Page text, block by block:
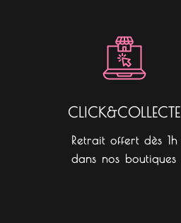
r
a
m
CLICK&COLLECTE
Retrait offert dès 1h
dans nos boutiques